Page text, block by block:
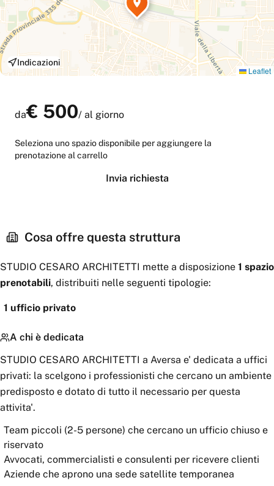
Cosa offre questa struttura
STUDIO CESARO ARCHITETTI mette a disposizione 1 spazio
prenotabili, distribuiti nelle seguenti tipologie:
1 ufficio privato
A chi è dedicata
STUDIO CESARO ARCHITETTI a Aversa e' dedicata a uffici
privati: la scelgono i professionisti che cercano un ambiente
predisposto e dotato di tutto il necessario per questa
attivita'.
Team piccoli (2-5 persone) che cercano un ufficio chiuso e
riservato
Avvocati, commercialisti e consulenti per ricevere clienti
Aziende che aprono una sede satellite temporanea
Leaflet
Indicazioni
da€ 500/ al giorno
Seleziona uno spazio disponibile per aggiungere la
prenotazione al carrello
Invia richiesta